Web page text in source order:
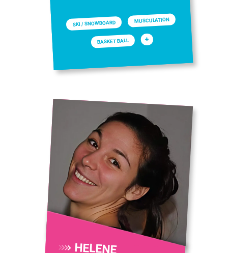
SKI / SNOWBOARD MUSCULATION
BASKET BALL +
HELENE